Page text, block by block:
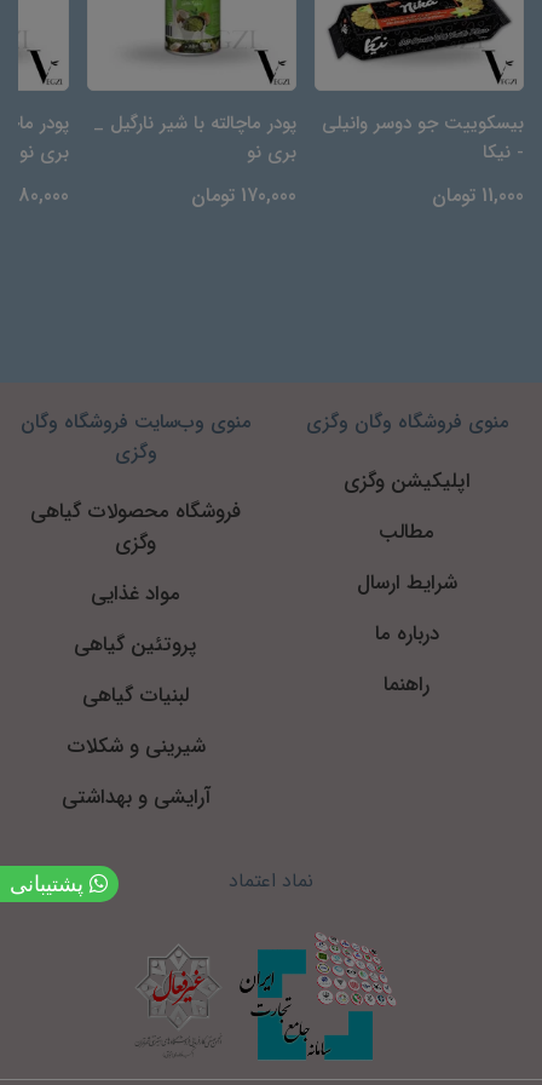
بیسکوییت جو دوسر وانیلی
- نیکا
11,000 تومان
پودر ماچالته با شیر نارگیل _
بری نو
170,000 تومان
پودر
بری نو
180,000 تومان
منوی فروشگاه وگان وگزی
اپلیکیشن وگزی
مطالب
شرایط ارسال
درباره ما
راهنما
منوی وب‌سایت فروشگاه وگان
وگزی
فروشگاه محصولات گیاهی
وگزی
مواد غذایی
پروتئین گیاهی
لبنیات گیاهی
شیرینی و شکلات
آرایشی و بهداشتی
نماد اعتماد پشتیبانی